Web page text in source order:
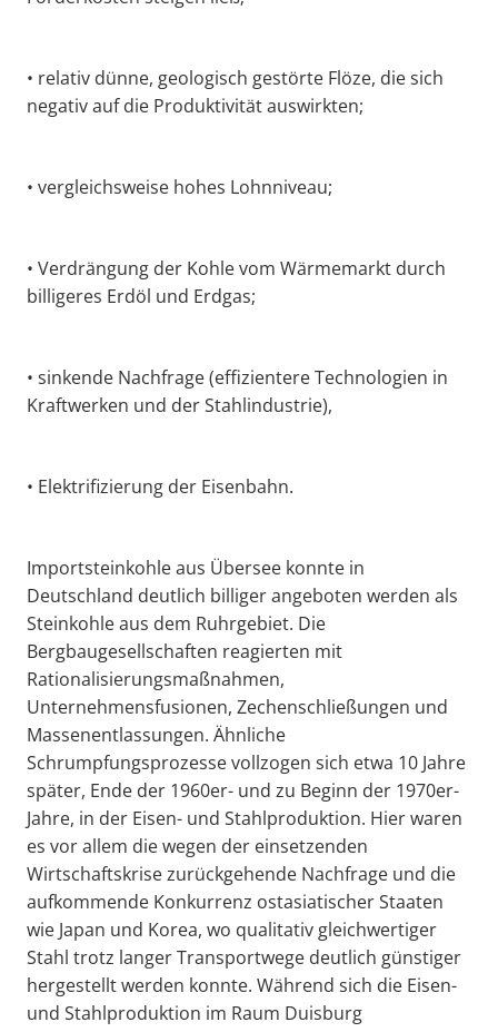
• relativ dünne, geologisch gestörte Flöze, die sich
negativ auf die Produktivität auswirkten;
• vergleichsweise hohes Lohnniveau;
• Verdrängung der Kohle vom Wärmemarkt durch
billigeres Erdöl und Erdgas;
• sinkende Nachfrage (effizientere Technologien in
Kraftwerken und der Stahlindustrie),
• Elektrifizierung der Eisenbahn.
Importsteinkohle aus Übersee konnte in
Deutschland deutlich billiger angeboten werden als
Steinkohle aus dem Ruhrgebiet. Die
Bergbaugesellschaften reagierten mit
Rationalisierungsmaßnahmen,
Unternehmensfusionen, Zechenschließungen und
Massenentlassungen. Ähnliche
Schrumpfungsprozesse vollzogen sich etwa 10 Jahre
später, Ende der 1960er- und zu Beginn der 1970er-
Jahre, in der Eisen- und Stahlproduktion. Hier waren
es vor allem die wegen der einsetzenden
Wirtschaftskrise zurückgehende Nachfrage und die
aufkommende Konkurrenz ostasiatischer Staaten
wie Japan und Korea, wo qualitativ gleichwertiger
Stahl trotz langer Transportwege deutlich günstiger
hergestellt werden konnte. Während sich die Eisen-
und Stahlproduktion im Raum Duisburg